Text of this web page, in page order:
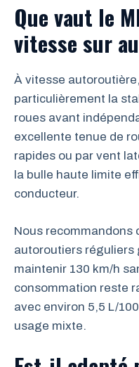
Que vaut le
vitesse sur
À vitesse
particulièrement la
roues avant
excellente tenue de
rapides ou par vent
la bulle haute limite
conducteur.
Nous recommandons
autoroutiers réguliers
maintenir 130 km/h
consommation reste
avec environ 5,5 L/
usage mixte.